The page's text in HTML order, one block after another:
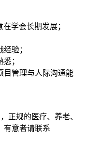
学会长期发展；
验；
；
目管理与人际沟通能
规的医疗、养老、
有意者请联系